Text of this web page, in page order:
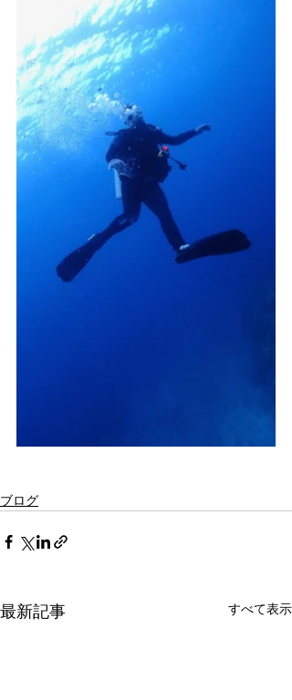
ブログ
最新記事 すべて表示